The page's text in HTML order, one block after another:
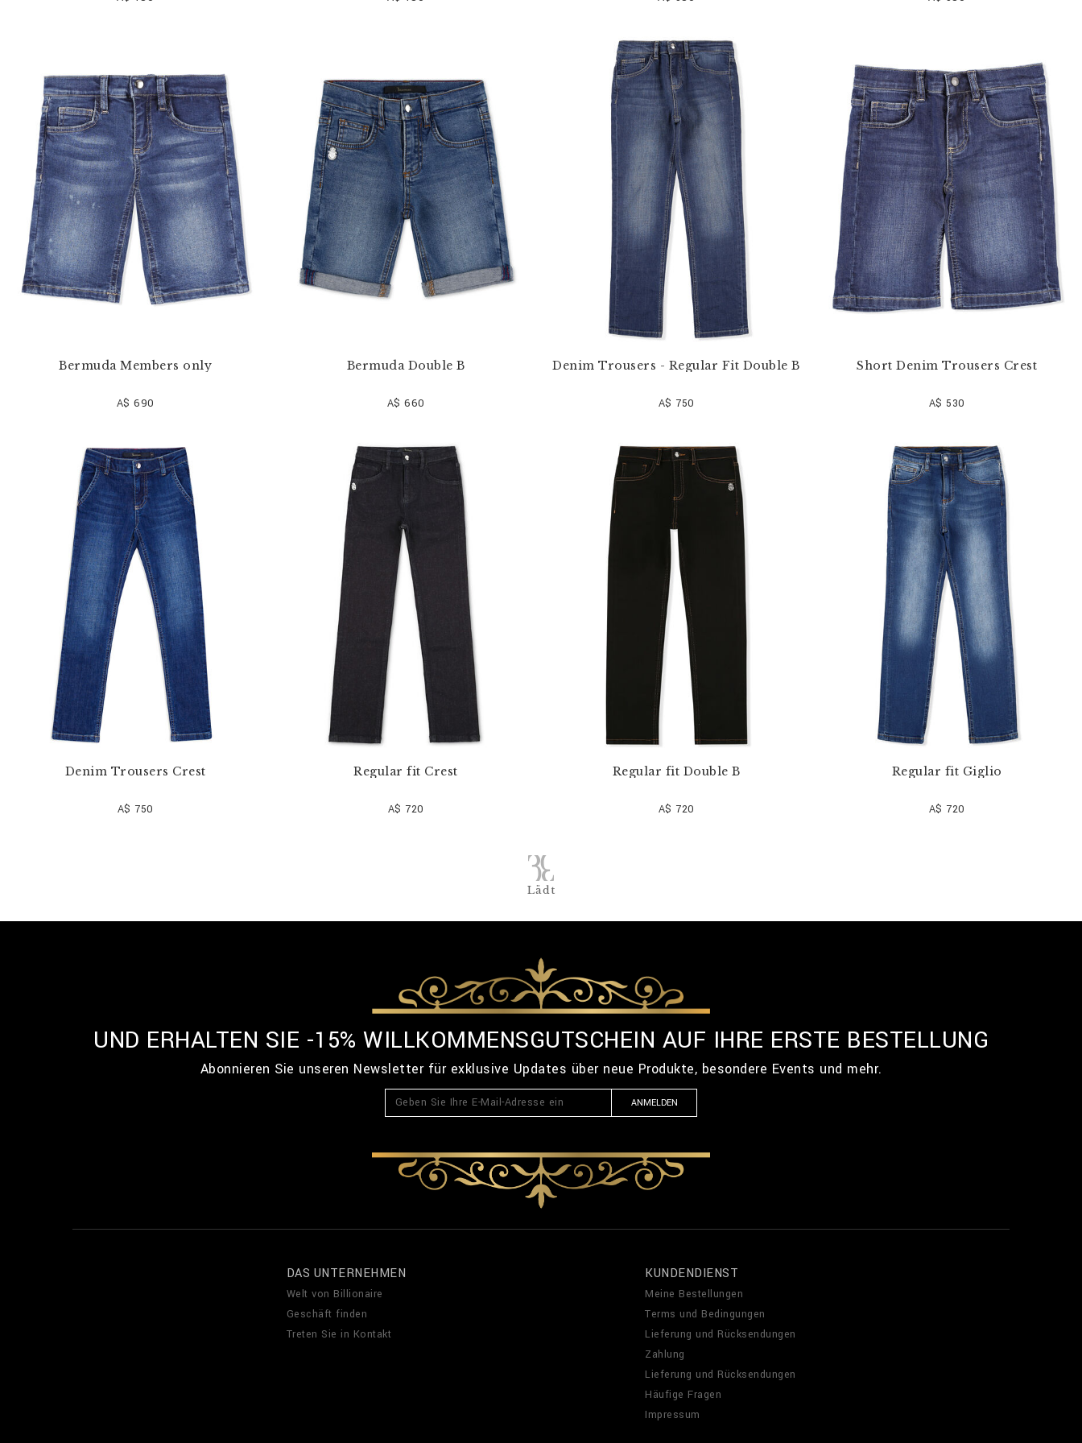
Bermuda Members only
A$ 690
Bermuda Double B
A$ 660
Denim Trousers - Regular Fit Double B
A$ 750
Short Denim Trousers Crest
A$ 530
Denim Trousers Crest
A$ 750
Regular fit Crest
A$ 720
Regular fit Double B
A$ 720
Regular fit Giglio
A$ 720
Lädt
UND ERHALTEN SIE -15% WILLKOMMENSGUTSCHEIN AUF IHRE ERSTE BESTELLUNG
Abonnieren Sie unseren Newsletter für exklusive Updates über neue Produkte, besondere Events und mehr.
ANMELDEN
DAS UNTERNEHMEN
Welt von Billionaire
Geschäft finden
Treten Sie in Kontakt
KUNDENDIENST
Meine Bestellungen
Terms und Bedingungen
Lieferung und Rücksendungen
Zahlung
Lieferung und Rücksendungen
Häufige Fragen
Impressum